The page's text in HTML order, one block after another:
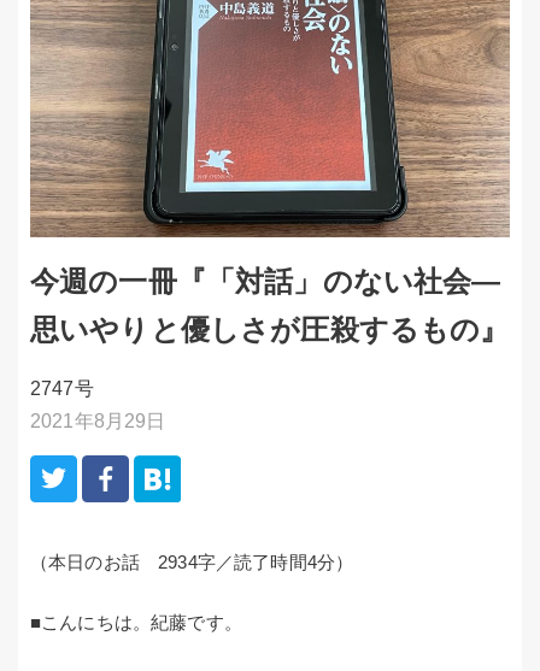
今週の一冊『「対話」のない社会―
思いやりと優しさが圧殺するもの』
2747号
2021年8月29日
（本日のお話 2934字／読了時間4分）
■こんにちは。紀藤です。